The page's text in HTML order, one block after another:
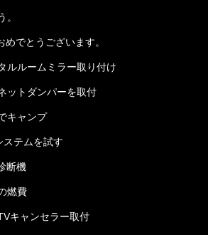
。
でとうございます。
ルルームミラー取り付け
ットダンパーを取付
キャンプ
ステムを試す
断機
燃費
キャンセラー取付